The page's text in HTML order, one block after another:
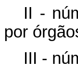
II -
por
III -